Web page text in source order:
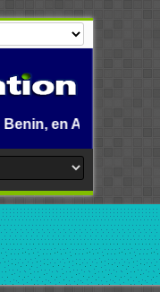
et dans le monde.